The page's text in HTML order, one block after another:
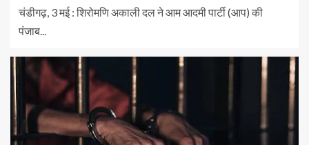
चंडीगढ़, 3 मई : शिरोमणि अकाली दल ने आम आदमी पार्टी (आप) की
पंजाब...